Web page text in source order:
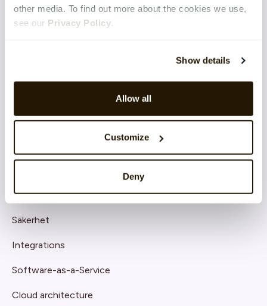
other media. To find out more about the cookies we use,
see our Privacy Policy.
Show details
Allow all
Customize
Deny
Talent & Succession
TEKNIK & TJÄNSTER
Application Management Services
Säkerhet
Integrations
Software-as-a-Service
Cloud architecture